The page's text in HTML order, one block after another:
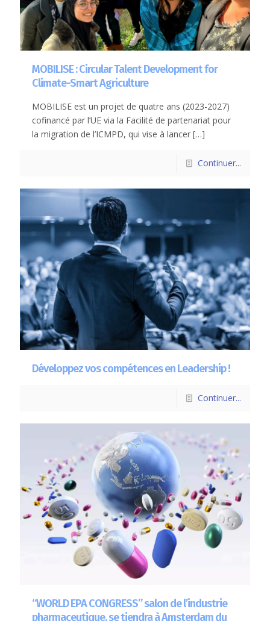
MOBILISE : Circular Talent Development for
Climate-Smart Agriculture
MOBILISE est un projet de quatre ans (2023-2027)
cofinancé par l’UE via la Facilité de partenariat pour
la migration de l’ICMPD, qui vise à lancer […]
Continuer...
Développez vos compétences en Leadership !
Continuer...
“WORLD EPA CONGRESS” salon de l’industrie
pharmaceutique, se tiendra à Amsterdam du